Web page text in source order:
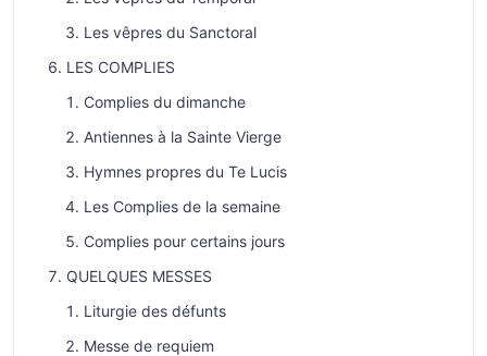
Les vêpres du Sanctoral
LES COMPLIES
Complies du dimanche
Antiennes à la Sainte Vierge
Hymnes propres du Te Lucis
Les Complies de la semaine
Complies pour certains jours
QUELQUES MESSES
Liturgie des défunts
Messe de requiem